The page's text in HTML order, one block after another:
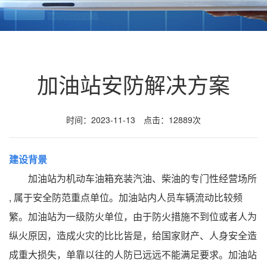
加油站安防解决方案
时间：2023-11-13 点击：12889次
建设背景
加油站为机动车油箱充装汽油、柴油的专门性经营场所
, 属于安全防范重点单位。加油站内人员车辆流动比较频
繁。加油站为一级防火单位，由于防火措施不到位或者人为
纵火原因，造成火灾的比比皆是，给国家财产、人身安全造
成重大损失，单靠以往的人防已远远不能满足要求。加油站